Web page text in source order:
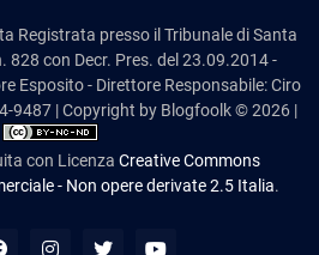
Registrata presso il Tribunale di Santa
828 con Decr. Pres. del 23.09.2014 -
Esposito - Direttore Responsabile: Ciro
9487 | Copyright by Blogfoolk © 2026 |
con Licenza Creative Commons
- Non opere derivate 2.5 Italia.